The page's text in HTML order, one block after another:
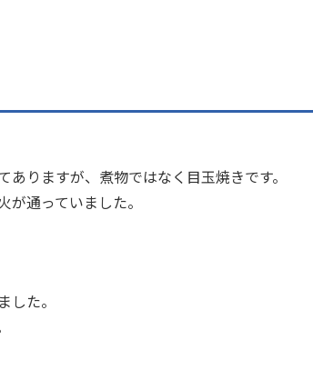
りますが、煮物ではなく目玉焼きです。
通っていました。
た。